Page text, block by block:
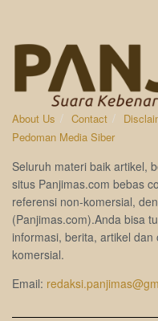
About Us Contact
Pedoman Media Siber
Seluruh materi baik artikel,
situs Panjimas.com bebas
referensi non-komersial,
(Panjimas.com).Anda bisa
informasi, berita, artikel
komersial.
Email: